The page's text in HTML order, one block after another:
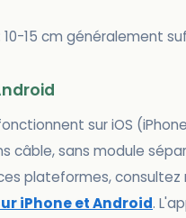
15 cm généralement
sur iOS
câble, sans module
plateformes,
iPhone et Android.